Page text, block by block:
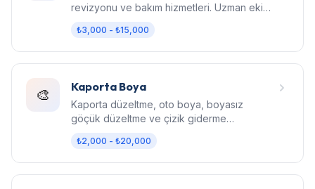
revizyonu ve bakım hizmetleri. Uzman ekip,
₺3,000 - ₺15,000
🎨 Kaporta Boya
Kaporta düzeltme, oto boya, boyasız
göçük düzeltme ve çizik giderme
₺2,000 - ₺20,000